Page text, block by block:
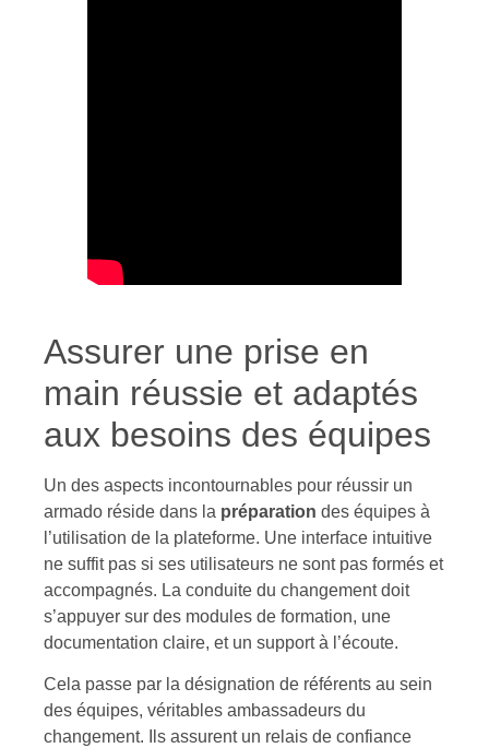
Assurer une prise en
main réussie et adaptés
aux besoins des équipes
Un des aspects incontournables pour réussir un
armado réside dans la préparation des équipes à
l’utilisation de la plateforme. Une interface intuitive
ne suffit pas si ses utilisateurs ne sont pas formés et
accompagnés. La conduite du changement doit
s’appuyer sur des modules de formation, une
documentation claire, et un support à l’écoute.
Cela passe par la désignation de référents au sein
des équipes, véritables ambassadeurs du
changement. Ils assurent un relais de confiance